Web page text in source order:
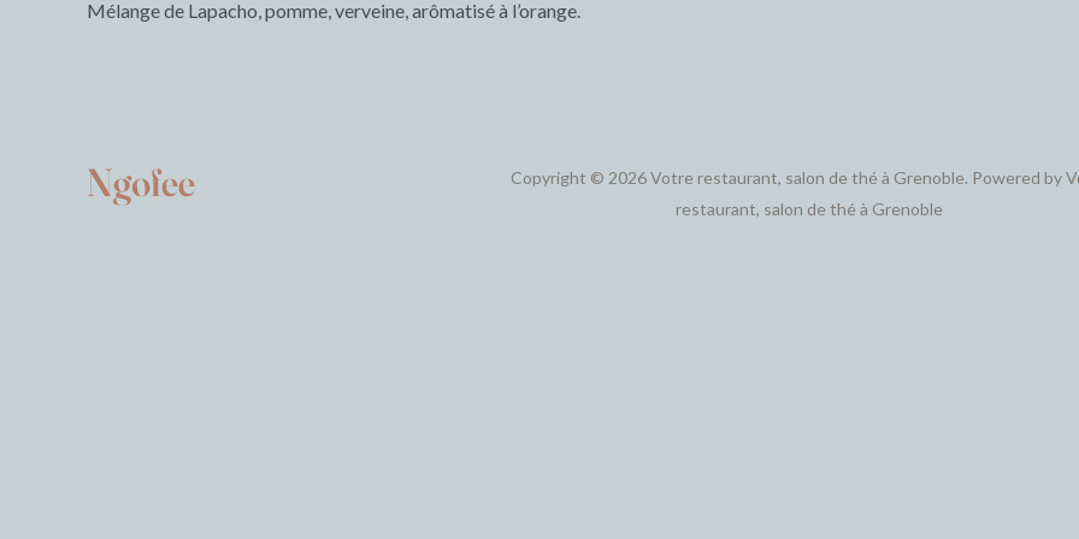
Mélange de Lapacho, pomme, verveine, arômatisé à l’orange.
Copyright © 2026 Votre restaurant, salon de thé à Grenoble. Powered by
restaurant, salon de thé à Grenoble